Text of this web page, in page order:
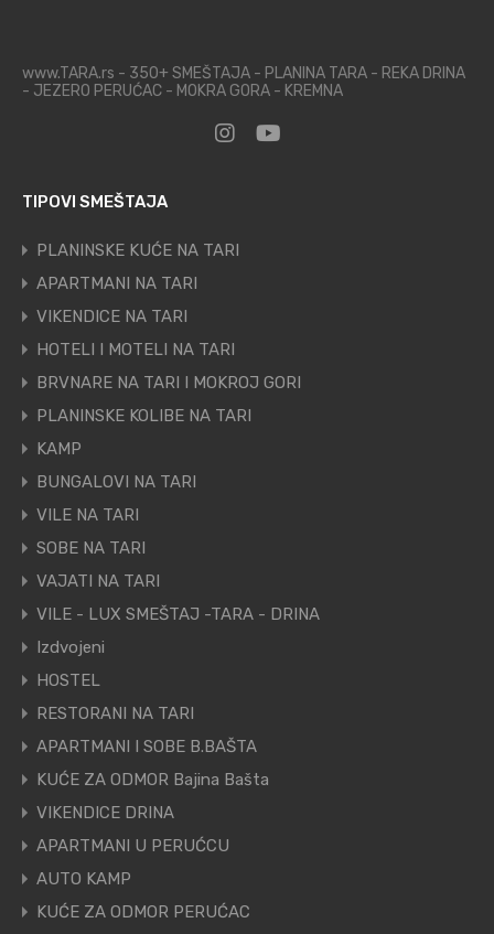
www.TARA.rs - 350+ SMEŠTAJA - PLANINA TARA - REKA DRINA
- JEZERO PERUĆAC - MOKRA GORA - KREMNA
TIPOVI SMEŠTAJA
PLANINSKE KUĆE NA TARI
APARTMANI NA TARI
VIKENDICE NA TARI
HOTELI I MOTELI NA TARI
BRVNARE NA TARI I MOKROJ GORI
PLANINSKE KOLIBE NA TARI
KAMP
BUNGALOVI NA TARI
VILE NA TARI
SOBE NA TARI
VAJATI NA TARI
VILE - LUX SMEŠTAJ -TARA - DRINA
Izdvojeni
HOSTEL
RESTORANI NA TARI
APARTMANI I SOBE B.BAŠTA
KUĆE ZA ODMOR Bajina Bašta
VIKENDICE DRINA
APARTMANI U PERUĆCU
AUTO KAMP
KUĆE ZA ODMOR PERUĆAC